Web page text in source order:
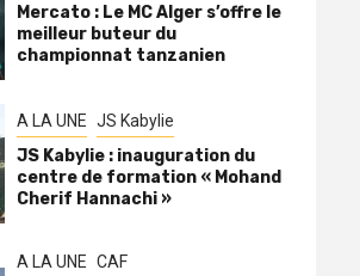
Mercato : Le MC Alger s’offre le
meilleur buteur du
championnat tanzanien
A LA UNE JS Kabylie
JS Kabylie : inauguration du
centre de formation « Mohand
Cherif Hannachi »
A LA UNE CAF